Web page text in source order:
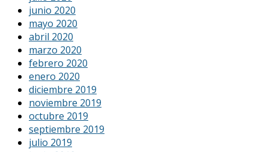
junio 2020
mayo 2020
abril 2020
marzo 2020
febrero 2020
enero 2020
diciembre 2019
noviembre 2019
octubre 2019
septiembre 2019
julio 2019